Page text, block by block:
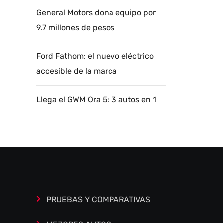
General Motors dona equipo por
9.7 millones de pesos
Ford Fathom: el nuevo eléctrico
accesible de la marca
Llega el GWM Ora 5: 3 autos en 1
PRUEBAS Y COMPARATIVAS
IA en desarrollo. Autoanalítica optimiza